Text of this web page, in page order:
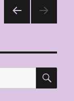
CÉD
ENT